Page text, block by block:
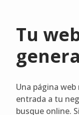
Tu
Una página
entrada a tu
busque online.